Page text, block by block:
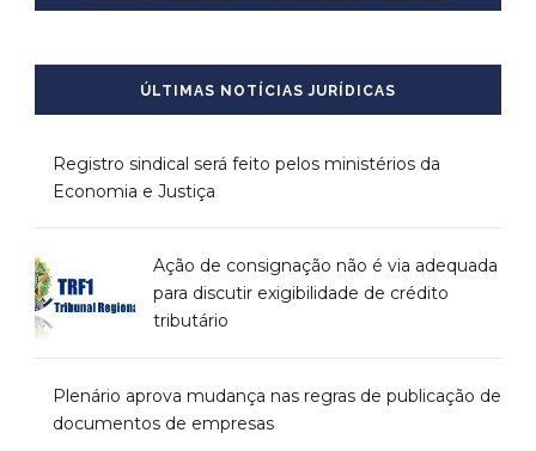
ÚLTIMAS NOTÍCIAS JURÍDICAS
Registro sindical será feito pelos ministérios da
Economia e Justiça
Ação de consignação não é via adequada
para discutir exigibilidade de crédito
tributário
Plenário aprova mudança nas regras de publicação de
documentos de empresas